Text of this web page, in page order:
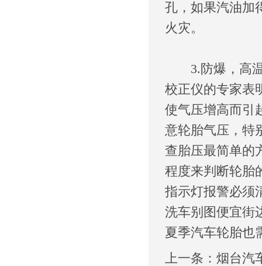
孔，如果汽油加
火灾。
3.防爆，高温
校正仪的专家表
使气压增高而引
意轮胎气压，特
查胎压最简单的
程度来判断轮胎
指示灯报警必须
洗车别图便宜街
夏季汽车轮胎也
上一条： 烟台汽